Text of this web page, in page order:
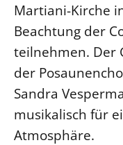
Martiani-Kirche
Beachtung der
teilnehmen. Der
der
Sandra
musikalisch für
Atmosphäre.
Fachstelle
Kirchenämter
Gleichstellung
Datenschutz
Geschäftsstelle